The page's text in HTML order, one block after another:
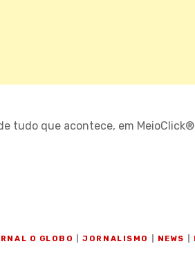
tudo que acontece, em MeioClick®
O GLOBO |JORNALISMO NEWS